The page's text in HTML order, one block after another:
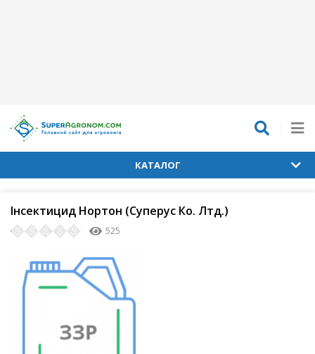
КАТАЛОГ
Інсектицид Нортон (Суперус Ко. Лтд.)
525